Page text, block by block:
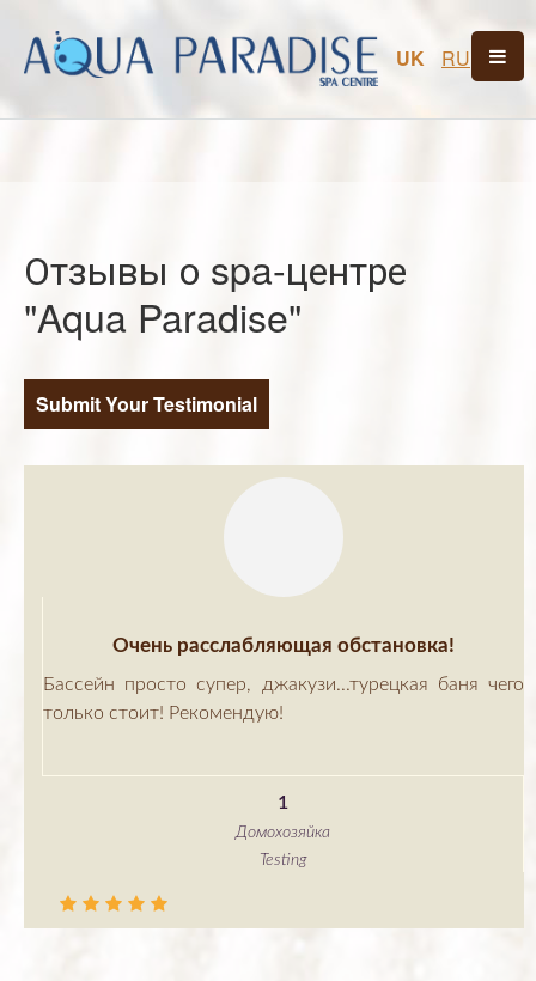
UK RU
Отзывы о spa-центре
"Aqua Paradise"
Submit Your Testimonial
Очень расслабляющая обстановка!
Бассейн просто супер, джакузи...турецкая баня чего
только стоит! Рекомендую!
1
Домохозяйка
Testing